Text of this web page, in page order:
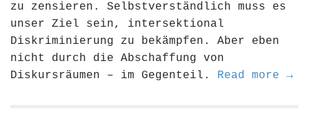
zu zensieren. Selbstverständlich muss es
unser Ziel sein, intersektional
Diskriminierung zu bekämpfen. Aber eben
nicht durch die Abschaffung von
Diskursräumen – im Gegenteil. Read more →